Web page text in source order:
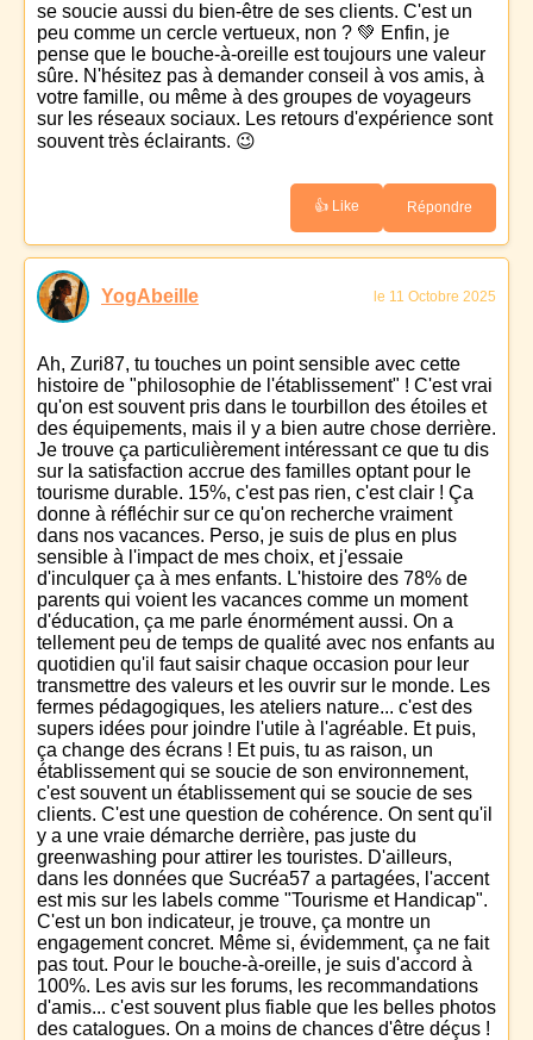
se soucie aussi du bien-être de ses clients. C'est un
peu comme un cercle vertueux, non ? 💚 Enfin, je
pense que le bouche-à-oreille est toujours une valeur
sûre. N'hésitez pas à demander conseil à vos amis, à
votre famille, ou même à des groupes de voyageurs
sur les réseaux sociaux. Les retours d'expérience sont
souvent très éclairants. 😉
👍 Like Répondre
YogAbeille le 11 Octobre 2025
Ah, Zuri87, tu touches un point sensible avec cette
histoire de "philosophie de l'établissement" ! C'est vrai
qu'on est souvent pris dans le tourbillon des étoiles et
des équipements, mais il y a bien autre chose derrière.
Je trouve ça particulièrement intéressant ce que tu dis
sur la satisfaction accrue des familles optant pour le
tourisme durable. 15%, c'est pas rien, c'est clair ! Ça
donne à réfléchir sur ce qu'on recherche vraiment
dans nos vacances. Perso, je suis de plus en plus
sensible à l'impact de mes choix, et j'essaie
d'inculquer ça à mes enfants. L'histoire des 78% de
parents qui voient les vacances comme un moment
d'éducation, ça me parle énormément aussi. On a
tellement peu de temps de qualité avec nos enfants au
quotidien qu'il faut saisir chaque occasion pour leur
transmettre des valeurs et les ouvrir sur le monde. Les
fermes pédagogiques, les ateliers nature... c'est des
supers idées pour joindre l'utile à l'agréable. Et puis,
ça change des écrans ! Et puis, tu as raison, un
établissement qui se soucie de son environnement,
c'est souvent un établissement qui se soucie de ses
clients. C'est une question de cohérence. On sent qu'il
y a une vraie démarche derrière, pas juste du
greenwashing pour attirer les touristes. D'ailleurs,
dans les données que Sucréa57 a partagées, l'accent
est mis sur les labels comme "Tourisme et Handicap".
C'est un bon indicateur, je trouve, ça montre un
engagement concret. Même si, évidemment, ça ne fait
pas tout. Pour le bouche-à-oreille, je suis d'accord à
100%. Les avis sur les forums, les recommandations
d'amis... c'est souvent plus fiable que les belles photos
des catalogues. On a moins de chances d'être déçus !